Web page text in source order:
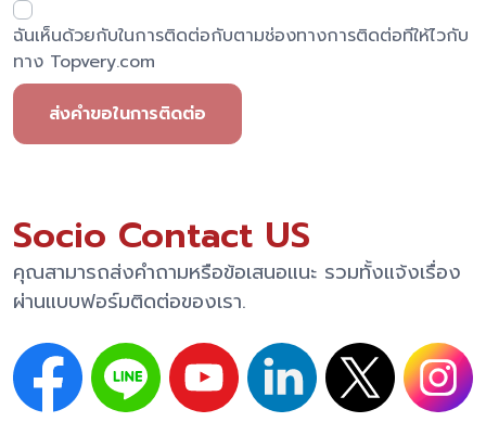
ฉันเห็นด้วยกับในการติดต่อกับตามช่องทางการติดต่อทีให้ไวกับ
ทาง Topvery.com
ส่งคำขอในการติดต่อ
Socio Contact US
คุณสามารถส่งคำถามหรือข้อเสนอแนะ รวมทั้งแจ้งเรื่อง
ผ่านแบบฟอร์มติดต่อของเรา.